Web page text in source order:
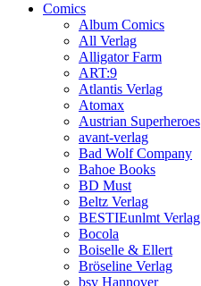
Comics
Album Comics
All Verlag
Alligator Farm
ART:9
Atlantis Verlag
Atomax
Austrian Superheroes
avant-verlag
Bad Wolf Company
Bahoe Books
BD Must
Beltz Verlag
BESTIEunlmt Verlag
Bocola
Boiselle & Ellert
Bröseline Verlag
bsv Hannover